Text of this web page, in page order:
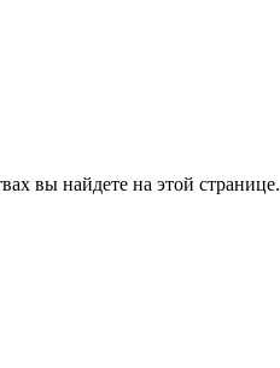
вы найдете на этой странице.